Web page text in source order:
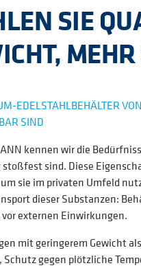
SIE
EDELSTAHLBEHÄLTER
SIND
kennen wir die
sind. Diese
sie im privaten Umfeld
dieser Substanzen:
externen Einwirkungen.
mit geringerem Gewicht
gegen plötzliche